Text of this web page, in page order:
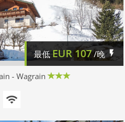
最低EUR107/晚
- Wagrain